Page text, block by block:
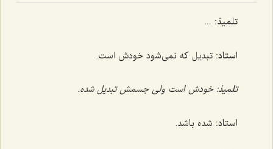
تلمیذ: ...
استاد: تبدیل که نمی‌شود خودش است.
تلمیذ: خودش است ولی جسمش تبدیل شده.
استاد: شده باشد.